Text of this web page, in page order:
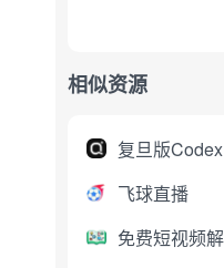
相似资源
复旦版Codex
飞球直播